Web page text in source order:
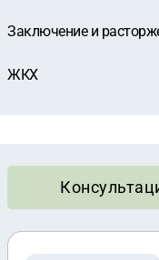
Заключение и
ЖКХ